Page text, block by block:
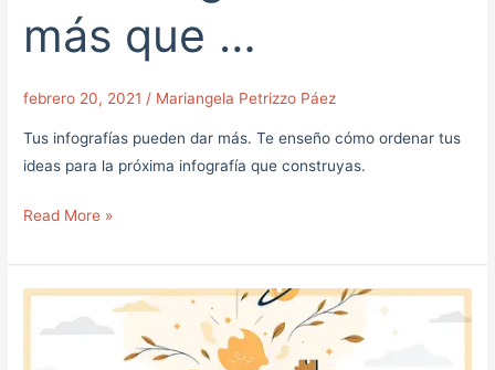
más que …
febrero 20, 2021 / Mariangela Petrizzo Páez
Tus infografías pueden dar más. Te enseño cómo ordenar tus
ideas para la próxima infografía que construyas.
Read More »
Un
par